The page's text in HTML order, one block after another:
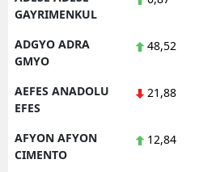
GAYRIMENKUL
ADGYO ADRA
GMYO
48,52
AEFES ANADOLU
EFES
21,88
AFYON AFYON
CIMENTO
12,84